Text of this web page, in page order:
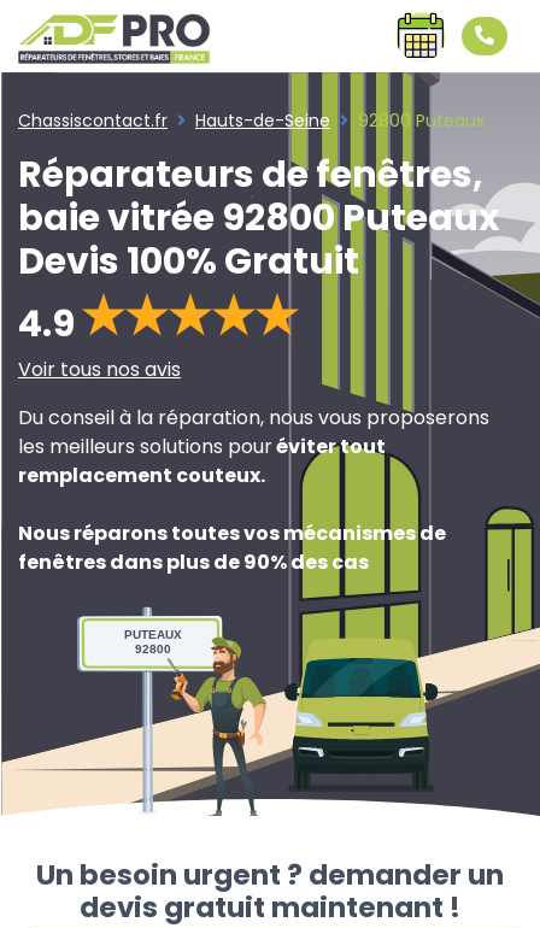
Chassiscontact.fr Hauts-de-Seine 92800 Puteaux
Réparateurs de fenêtres,
baie vitrée 92800 Puteaux
Devis 100% Gratuit
4.9
Voir tous nos avis
Du conseil à la réparation, nous vous proposerons
les meilleurs solutions pouréviter tout
remplacement couteux.
Nous réparons toutes vos mécanismes de
fenêtres dans plus de 90% des cas
PUTEAUX
92800
Un besoin urgent ? demander un
devis gratuit maintenant !